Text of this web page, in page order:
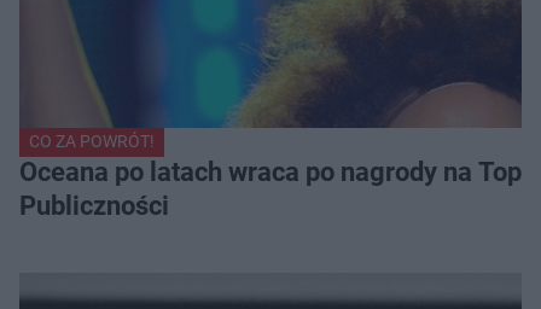
CO ZA POWRÓT!
Oceana po latach wraca po nagrody na Top
Publiczności